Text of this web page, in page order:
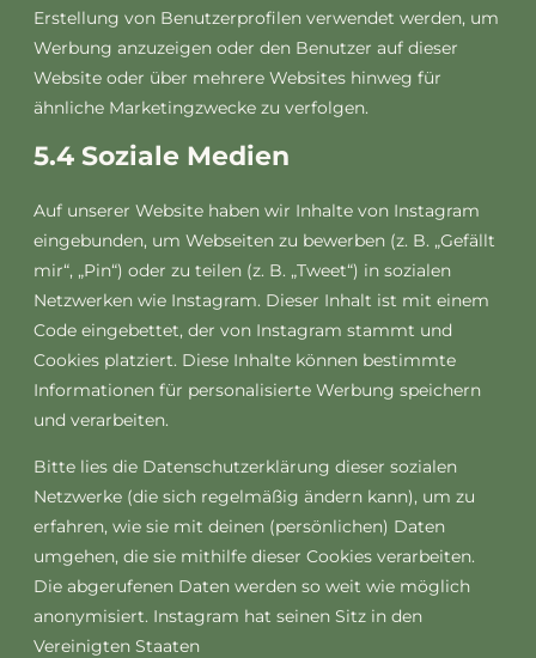
Erstellung von Benutzerprofilen verwendet werden, um
Werbung anzuzeigen oder den Benutzer auf dieser
Website oder über mehrere Websites hinweg für
ähnliche Marketingzwecke zu verfolgen.
5.4 Soziale Medien
Auf unserer Website haben wir Inhalte von Instagram
eingebunden, um Webseiten zu bewerben (z. B. „Gefällt
mir“, „Pin“) oder zu teilen (z. B. „Tweet“) in sozialen
Netzwerken wie Instagram. Dieser Inhalt ist mit einem
Code eingebettet, der von Instagram stammt und
Cookies platziert. Diese Inhalte können bestimmte
Informationen für personalisierte Werbung speichern
und verarbeiten.
Bitte lies die Datenschutzerklärung dieser sozialen
Netzwerke (die sich regelmäßig ändern kann), um zu
erfahren, wie sie mit deinen (persönlichen) Daten
umgehen, die sie mithilfe dieser Cookies verarbeiten.
Die abgerufenen Daten werden so weit wie möglich
anonymisiert. Instagram hat seinen Sitz in den
Vereinigten Staaten